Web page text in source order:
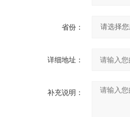
省份：
详细地址：
补充说明：